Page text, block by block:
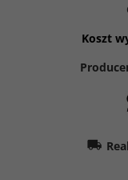
Koszt